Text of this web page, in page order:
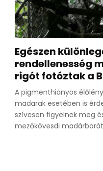
Egészen
rendellenesség
rigót fotóztak a
A pigmenthiányos
madarak esetében is
szívesen figyelnek meg
mezőkövesdi